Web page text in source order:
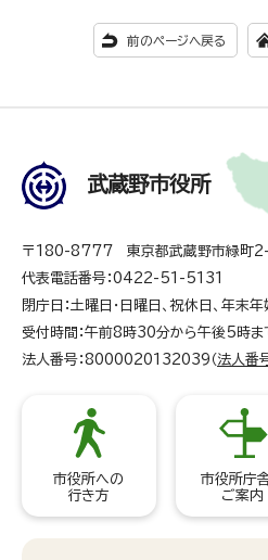
前のページへ戻る
武蔵野市役所
〒180-8777 東京都武蔵野市緑町
代表電話番号：0422-51-5131
閉庁日：土曜日・日曜日、祝休日、年末
受付時間：午前8時30分から午後5時ま
法人番号：8000020132039（ 法人番
市役所への
行き方
市役所庁
ご案内